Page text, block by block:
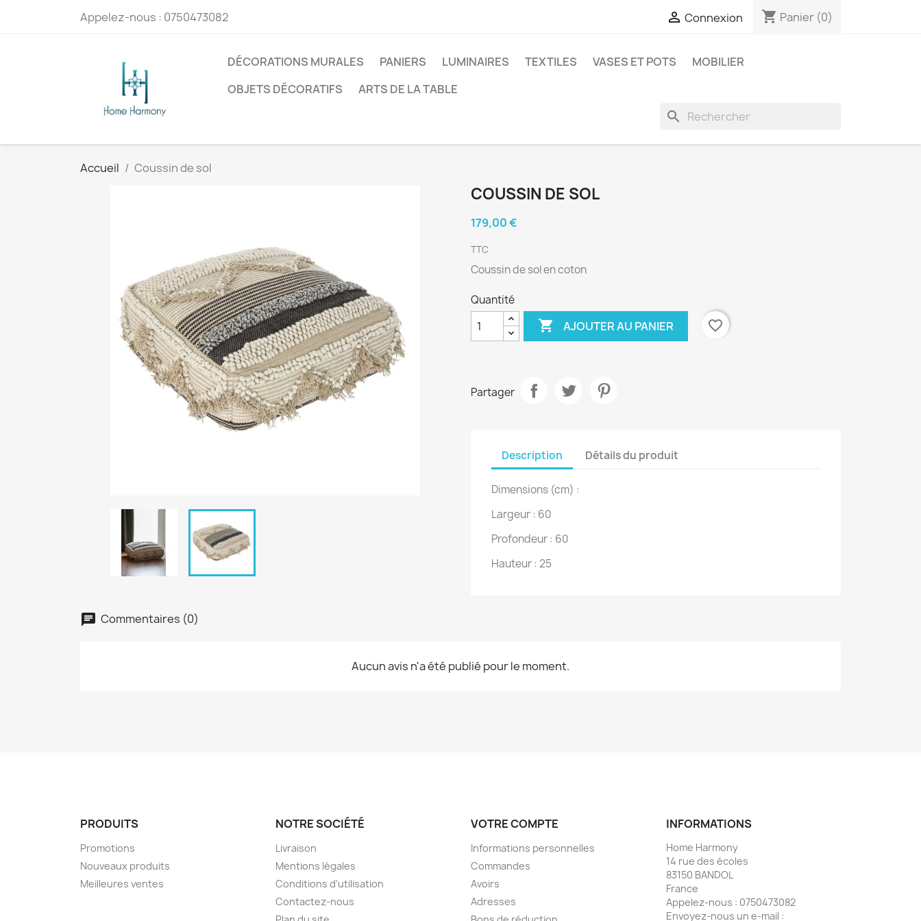
Appelez-nous : 0750473082  Connexion shopping_cart Panier (0)
DÉCORATIONS MURALES PANIERS LUMINAIRES TEXTILES VASES ET POTS
MOBILIER
OBJETS DÉCORATIFS
ARTS DE LA TABLE
search
Accueil Coussin de sol
COUSSIN DE SOL
179,00 €
TTC
Coussin de sol en coton
Quantité
 AJOUTER AU PANIER favorite_border
Partager
Description Détails du produit
Dimensions (cm) :
Largeur : 60
Profondeur : 60
Hauteur : 25
Commentaires (0)
Aucun avis n'a été publié pour le moment.
PRODUITS
Promotions
Nouveaux produits
Meilleures ventes
NOTRE SOCIÉTÉ
Livraison
Mentions légales
Conditions d'utilisation
Contactez-nous
VOTRE COMPTE
Informations personnelles
Commandes
Avoirs
Adresses
INFORMATIONS
Home Harmony
14 rue des écoles
83150 BANDOL
France
Appelez-nous : 0750473082
Envoyez-nous un e-mail :